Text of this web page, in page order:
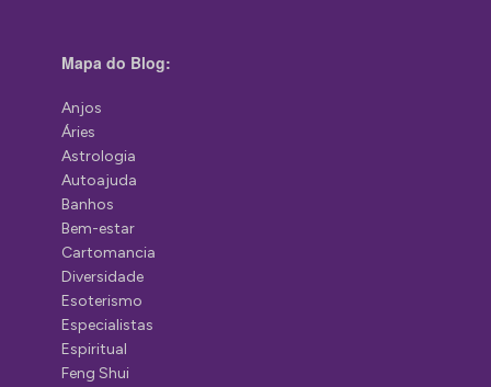
Mapa do Blog:
Anjos
Áries
Astrologia
Autoajuda
Banhos
Bem-estar
Cartomancia
Diversidade
Esoterismo
Especialistas
Espiritual
Feng Shui